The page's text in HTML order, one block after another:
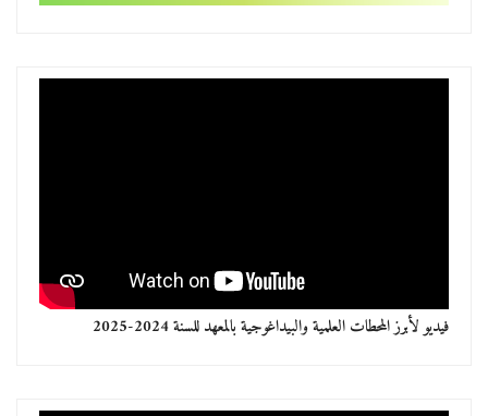
فيديو لأبرز المحطات العلمية والبيداغوجية بالمعهد للسنة 2024-2025